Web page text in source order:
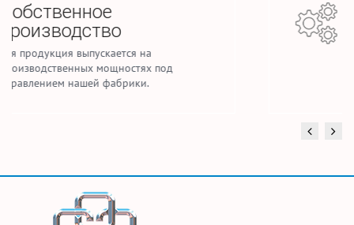
Стабильные объемы
Ежемесячно мы производим до 2,5 млн.
погонных метров тканей для домашнего
текстиля и спецодежды.